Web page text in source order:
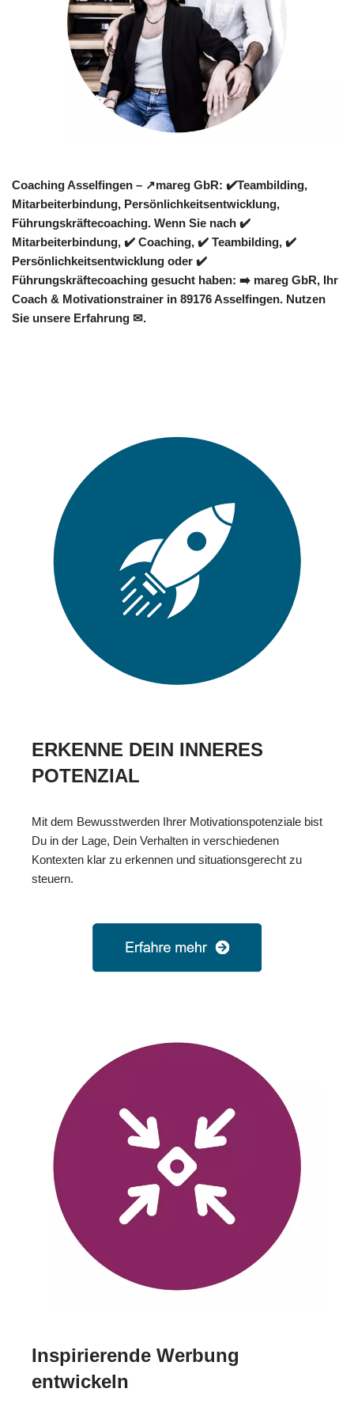
Coaching Asselfingen – ↗️mareg GbR: ✔️Teambilding,
Mitarbeiterbindung, Persönlichkeitsentwicklung,
Führungskräftecoaching. Wenn Sie nach ✔️
Mitarbeiterbindung, ✔️ Coaching, ✔️ Teambilding, ✔️
Persönlichkeitsentwicklung oder ✔️
Führungskräftecoaching gesucht haben: ➡️ mareg GbR, Ihr
Coach & Motivationstrainer in 89176 Asselfingen. Nutzen
Sie unsere Erfahrung ✉.
ERKENNE DEIN INNERES
POTENZIAL
Mit dem Bewusstwerden Ihrer Motivationspotenziale bist
Du in der Lage, Dein Verhalten in verschiedenen
Kontexten klar zu erkennen und situationsgerecht zu
steuern.
Inspirierende Werbung
entwickeln